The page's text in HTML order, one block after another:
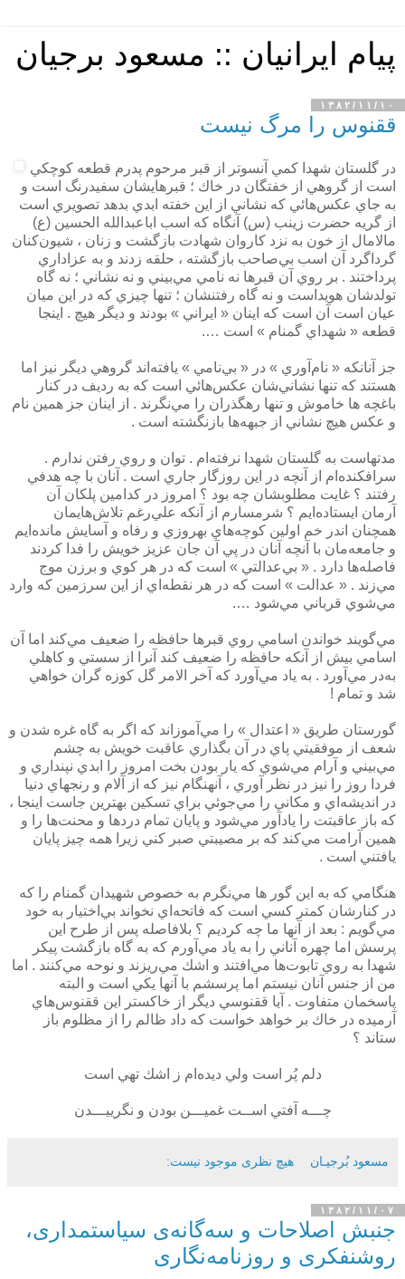
پیام ایرانیان :: مسعود برجیان
۱۳۸۲/۱۱/۱۰
ققنوس را مرگ نیست
در گلستان شهدا كمي آنسوتر از قبر مرحوم پدرم قطعه كوچكي
است از گروهي از خفتگان در خاك ؛ قبرهايشان سفيدرنگ است و
به جاي عكس‌هائي كه نشاني از اين خفته ابدي بدهد تصويري است
از گريه حضرت زينب (س) آنگاه كه اسب اباعبدالله الحسين (ع)
مالامال از خون به نزد كاروان شهادت بازگشت و زنان ، شيون‌كنان
گرداگرد آن اسب بي‌صاحب بازگشته ، حلقه زدند و به عزاداري
پرداختند . بر روي آن قبرها نه نامي مي‌بيني و نه نشاني ؛ نه گاه
تولدشان هويداست و نه گاه رفتنشان ؛ تنها چيزي كه در اين ميان
عيان است آن است كه اينان « ايراني » بودند و ديگر هيچ . اينجا
قطعه « شهداي گمنام » است ….
جز آنانكه « نام‌آوري » در « بي‌نامي » يافته‌اند گروهي ديگر نيز اما
هستند كه تنها نشاني‌شان عكس‌هائي است كه به رديف در كنار
باغچه ‌ها خاموش و تنها رهگذران را مي‌نگرند . از اينان جز همين نام
و عكس هيچ نشاني از جبهه‌ها بازنگشته است .
مدتهاست به گلستان شهدا نرفته‌ام . توان و روي رفتن ندارم .
سرافكنده‌ام از آنچه در اين روزگار جاري است . آنان با چه هدفي
رفتند ؟ غايت مطلوبشان چه بود ؟ امروز در كدامين پلكان آن
آرمان ايستاده‌ايم ؟ شرمسارم از آنكه علي‌رغم تلاش‌هايمان
همچنان اندر خم اولين كوچه‌هاي بهروزي و رفاه و آسايش مانده‌ايم
و جامعه‌مان با آنچه آنان در پي آن جان عزيز خويش را فدا كردند
فاصله‌ها دارد . « بي‌عدالتي » است كه در هر كوي و برزن موج
مي‌زند . « عدالت » است كه در هر نقطه‌اي از اين سرزمين كه وارد
مي‌شوي قرباني مي‌شود ….
مي‌گويند خواندن اسامي روي قبرها حافظه را ضعيف مي‌كند اما آن
اسامي بيش از آنكه حافظه را ضعيف كند آنرا از سستي و كاهلي
به‌در مي‌آورد . به ياد مي‌آورد كه آخر الامر گل كوزه گران خواهي
شد و تمام !
گورستان طريق « اعتدال » را مي‌آموزاند كه اگر به گاه غره شدن و
شعف از موفقيتي پاي در آن بگذاري عاقبت خويش به چشم
مي‌بيني و آرام مي‌شوي كه يار بودن بخت امروز را ابدي نپنداري و
فردا روز را نيز در نظر آوري ، آنهنگام نيز كه از آلام و رنجهاي دنيا
در انديشه‌اي و مكاني را مي‌جوئي براي تسكين بهترين جاست اينجا ،
كه باز عاقبتت را يادآور مي‌شود و پايان تمام دردها و محنت‌ها را و
همين آرامت مي‌كند كه بر مصيبتي صبر كني زيرا همه چيز پايان
يافتني است .
هنگامي كه به اين گور ها مي‌نگرم به خصوص شهيدان گمنام را كه
در كنارشان كمتر كسي است كه فاتحه‌اي نخواند بي‌اختيار به خود
مي‌گويم : بعد از آنها ما چه كرديم ؟ بلافاصله پس از طرح اين
پرسش اما چهره‌ آناني را به ياد مي‌آورم كه به گاه بازگشت پيكر
شهدا به روي تابوت‌ها مي‌افتند و اشك مي‌ريزند و نوحه مي‌كنند . اما
من از جنس آنان نيستم اما پرسشم با آنها يكي است و البته
پاسخمان متفاوت . آيا ققنوسي ديگر از خاكستر اين ققنوس‌هاي
آرميده در خاك بر خواهد خواست كه داد ظالم را از مظلوم باز
ستاند ؟
دلم پُر است ولي ديده‌ام ز اشك تهي است
چـــه آفتي اســت غميـــن بودن و نگرييـــدن
مسعود بُرجيـان هیچ نظری موجود نیست:
۱۳۸۲/۱۱/۰۷
جنبش اصلاحات و سه‌گانه‌ی سیاستمداری،
روشنفکری و روزنامه‌نگاری